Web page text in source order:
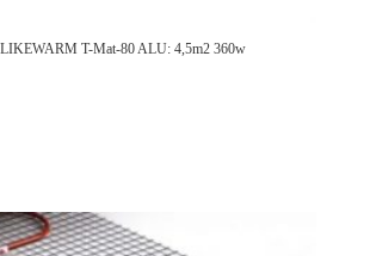
T-Mat-80 ALU: 4,5m2 360w